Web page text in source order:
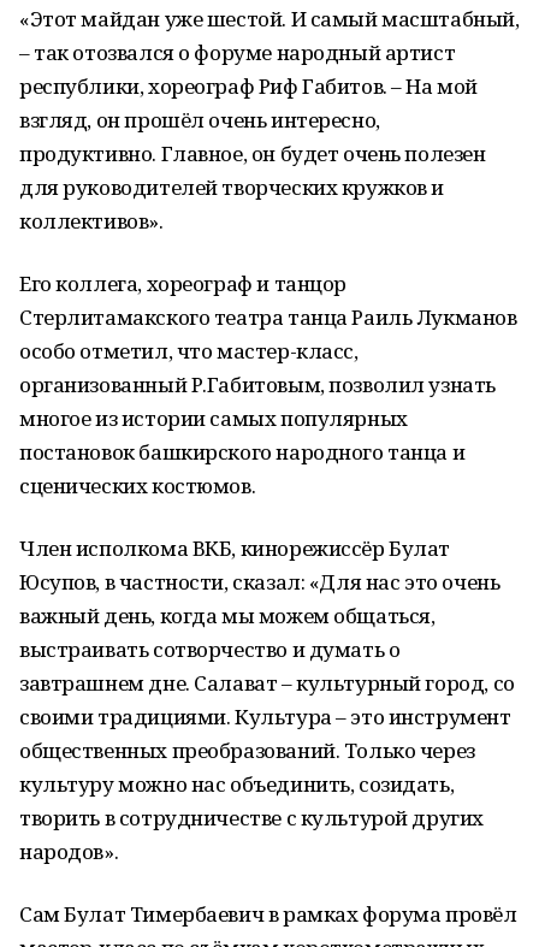
«Этот майдан уже шестой. И самый масштабный,
– так отозвался о форуме народный артист
республики, хореограф Риф Габитов. – На мой
взгляд, он прошёл очень интересно,
продуктивно. Главное, он будет очень полезен
для руководителей творческих кружков и
коллективов».
Его коллега, хореограф и танцор
Стерлитамакского театра танца Раиль Лукманов
особо отметил, что мастер-класс,
организованный Р.Габитовым, позволил узнать
многое из истории самых популярных
постановок башкирского народного танца и
сценических костюмов.
Член исполкома ВКБ, кинорежиссёр Булат
Юсупов, в частности, сказал: «Для нас это очень
важный день, когда мы можем общаться,
выстраивать сотворчество и думать о
завтрашнем дне. Салават – культурный город, со
своими традициями. Культура – это инструмент
общественных преобразований. Только через
культуру можно нас объединить, созидать,
творить в сотрудничестве с культурой других
народов».
Сам Булат Тимербаевич в рамках форума провёл